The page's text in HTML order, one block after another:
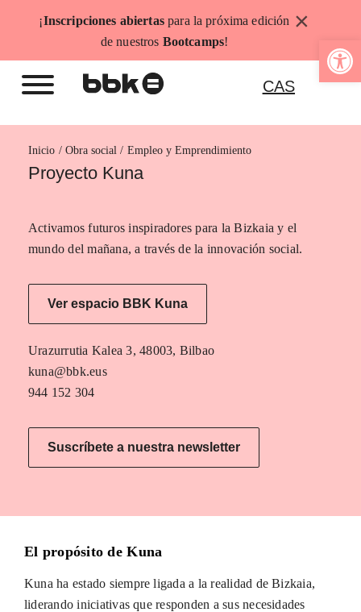
Abrir
¡Inscripciones abiertaspara la próxima edición
de nuestros Bootcamps!
×
CAS
Inicio Empleo y Emprendimiento
Proyecto Kuna
Activamos futuros inspiradores para la Bizkaia y el
mundo del mañana, a través de la innovación social.
Ver espacio BBK Kuna
Urazurrutia Kalea 3, 48003, Bilbao
kuna@bbk.eus
944 152 304
Suscríbete a nuestra newsletter
El propósito de Kuna
Kuna ha estado siempre ligada a la realidad de Bizkaia,
liderando iniciativas que responden a sus necesidades